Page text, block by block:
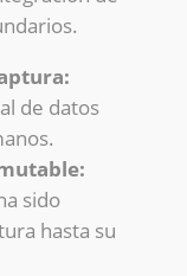
de datos
sido
hasta su